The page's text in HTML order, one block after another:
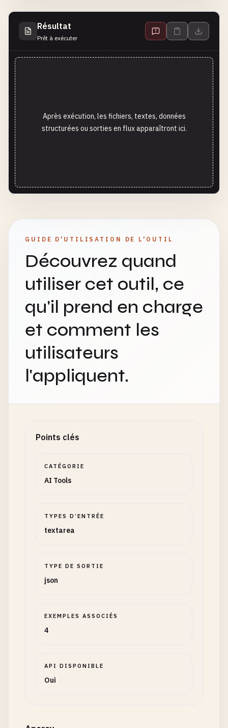
Résultat
Prêt à exécuter
Après exécution, les fichiers, textes, données
structurées ou sorties en flux apparaîtront ici.
GUIDE D'UTILISATION DE L'OUTIL
Découvrez quand
utiliser cet outil, ce
qu'il prend en charge
et comment les
utilisateurs
l'appliquent.
Points clés
CATÉGORIE
AI Tools
TYPES D’ENTRÉE
textarea
TYPE DE SORTIE
json
EXEMPLES ASSOCIÉS
4
API DISPONIBLE
Oui